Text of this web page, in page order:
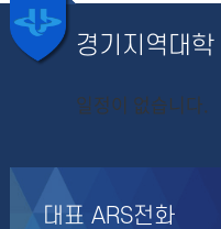
경기지역대학
일정이 없습니다.
대표 ARS전화